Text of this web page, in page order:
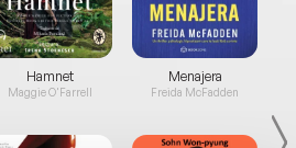
Hamnet
Maggie O'Farrell
Menajera
Freida McFadden